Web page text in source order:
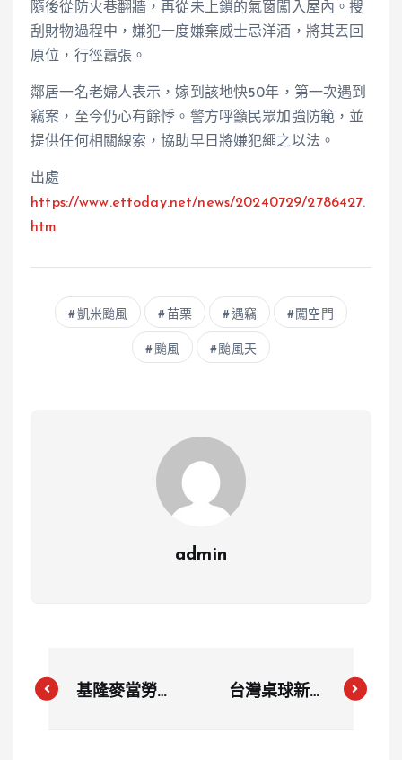
隨後從防火巷翻牆，再從未上鎖的氣窗闖入屋內。搜
刮財物過程中，嫌犯一度嫌棄威士忌洋酒，將其丟回
原位，行徑囂張。
鄰居一名老婦人表示，嫁到該地快50年，第一次遇到
竊案，至今仍心有餘悸。警方呼籲民眾加強防範，並
提供任何相關線索，協助早日將嫌犯繩之以法。
出處
https://www.ettoday.net/news/20240729/2786427.
htm
凱米颱風 苗栗 遇竊 闖空門
颱風 颱風天
admin
基隆麥當勞驚
台灣桌球新星